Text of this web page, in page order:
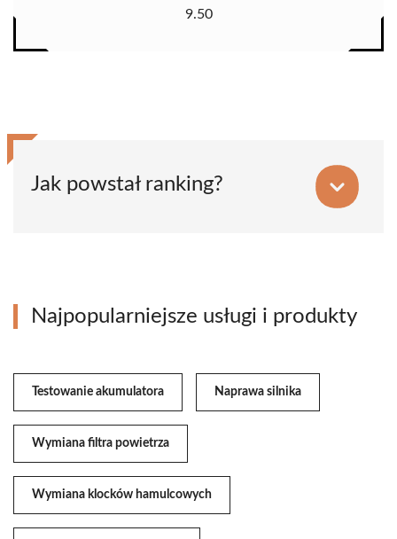
9.50
Jak powstał ranking?
Najpopularniejsze usługi i produkty
Testowanie akumulatora Naprawa silnika
Wymiana filtra powietrza
Wymiana klocków hamulcowych